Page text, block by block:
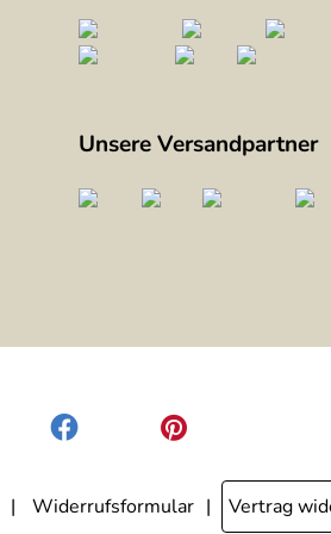
Unsere Versandpartner
Widerrufsformular Vertrag